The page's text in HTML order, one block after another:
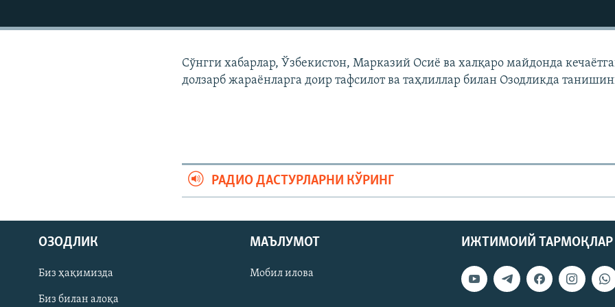
На русском
ИЖТИМОИЙ ТАРМОҚЛАР
Сўнгги хабарлар, Ўзбекистон, Марказий Осиë ва халқаро майдонда
долзарб жараëнларга доир тафсилот ва таҳлиллар билан Озодликда
РАДИО ДАСТУРЛАРНИ КЎРИНГ
ИЖТИМОИЙ ТАРМОҚЛАР
ОЗОДЛИК
Биз ҳақимизда
Биз билан алоқа
МАЪЛУМОТ
Мобил илова